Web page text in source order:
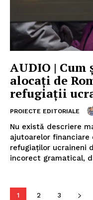
AUDIO |
alocați de
refugiații
PROIECTE EDITORIALE
Nu există descriere
ajutoarelor financiare
refugiaților ucraineni
incorect gramatical,
1 2 3